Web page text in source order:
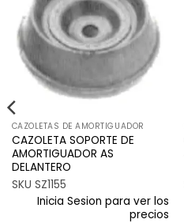
a la
lista de
deseos
CAZOLETAS DE AMORTIGUADOR
CAZOLETA SOPORTE DE
AMORTIGUADOR AS
DELANTERO
SKU SZ1155
Inicia Sesion para ver los
precios